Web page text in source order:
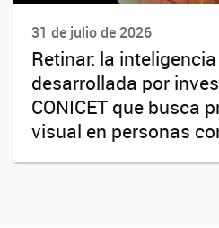
31 de julio de 2026
Retinar: la
desarrollada por
CONICET que busca
visual en personas